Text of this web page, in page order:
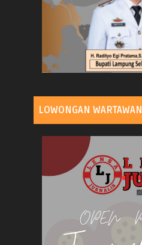
LOWONGAN WARTAWAN